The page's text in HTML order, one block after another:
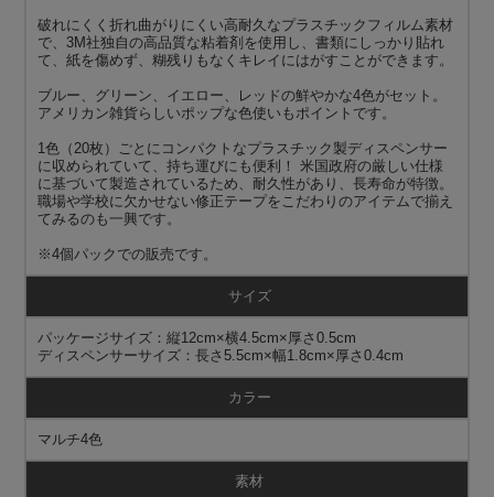
破れにくく折れ曲がりにくい高耐久なプラスチックフィルム素材
で、3M社独自の高品質な粘着剤を使用し、書類にしっかり貼れ
て、紙を傷めず、糊残りもなくキレイにはがすことができます。
ブルー、グリーン、イエロー、レッドの鮮やかな4色がセット。
アメリカン雑貨らしいポップな色使いもポイントです。
1色（20枚）ごとにコンパクトなプラスチック製ディスペンサー
に収められていて、持ち運びにも便利！ 米国政府の厳しい仕様
に基づいて製造されているため、耐久性があり、長寿命が特徴。
職場や学校に欠かせない修正テープをこだわりのアイテムで揃え
てみるのも一興です。
※4個パックでの販売です。
サイズ
パッケージサイズ：縦12cm×横4.5cm×厚さ0.5cm
ディスペンサーサイズ：長さ5.5cm×幅1.8cm×厚さ0.4cm
カラー
マルチ4色
素材